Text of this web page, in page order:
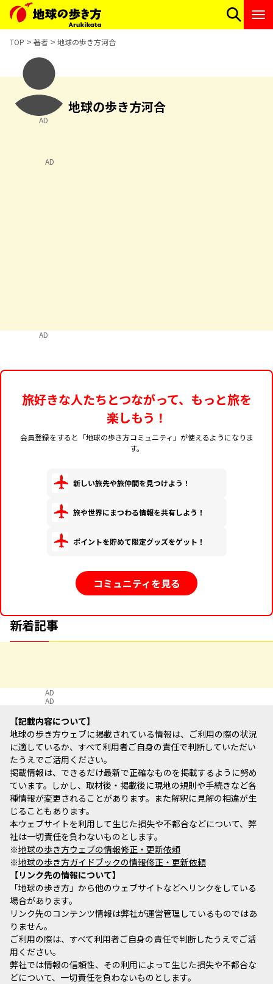
TOP 著者 地球の歩き方河合
地球の歩き方河合
AD
AD
旅好きな人たちとつながって、もっと旅を
楽しもう！
会員登録をすると「地球の歩き方コミュニティ」が使えるようになりま
す。
新しい旅先や旅仲間を見つけよう！
旅や世界にまつわる情報を共有しよう！
ポイントを貯めて限定グッズをゲット！
コミュニティを見る
新着記事
AD
AD
記載内容について
地球の歩き方ウェブに掲載されている情報は、ご利用の際の状況
に適しているか、すべて利用者ご自身の責任で判断していただい
たうえでご活用ください。
掲載情報は、できるだけ最新で正確なものを掲載するように努め
ています。しかし、取材後・掲載後に現地の規則や手続きなど各
種情報が変更されることがあります。また解釈に見解の相違が生
じることもあります。
本ウェブサイトを利用して生じた損失や不都合などについて、弊
社は一切責任を負わないものとします。
※地球の歩き方ウェブの情報修正・更新依頼
※地球の歩き方ガイドブックの情報修正・更新依頼
リンク先の情報について
「地球の歩き方」から他のウェブサイトなどへリンクをしている
場合があります。
リンク先のコンテンツ情報は弊社が運営管理しているものではあ
りません。
ご利用の際は、すべて利用者ご自身の責任で判断したうえでご活
用ください。
弊社では情報の信頼性、その利用によって生じた損失や不都合な
どについて、一切責任を負わないものとします。
AD